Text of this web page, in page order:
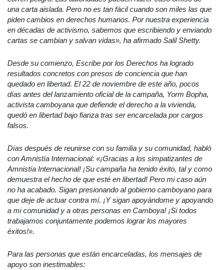
una carta aislada. Pero no es tan fácil cuando son miles las que
piden cambios en derechos humanos. Por nuestra experiencia
en décadas de activismo, sabemos que escribiendo y enviando
cartas se cambian y salvan vidas», ha afirmado Salil Shetty.
Desde su comienzo, Escribe por los Derechos ha logrado
resultados concretos con presos de conciencia que han
quedado en libertad. El 22 de noviembre de este año, pocos
días antes del lanzamiento oficial de la campaña, Yorm Bopha,
activista camboyana que defiende el derecho a la vivienda,
quedó en libertad bajo fianza tras ser encarcelada por cargos
falsos.
Días después de reunirse con su familia y su comunidad, habló
con Amnistía Internacional: «¡Gracias a los simpatizantes de
Amnistía Internacional! ¡Su campaña ha tenido éxito, tal y como
demuestra el hecho de que esté en libertad! Pero mi caso aún
no ha acabado. Sigan presionando al gobierno camboyano para
que deje de actuar contra mí. ¡Y sigan apoyándome y apoyando
a mi comunidad y a otras personas en Camboya! ¡Si todos
trabajamos conjuntamente podemos lograr los mayores
éxitos!».
Para las personas que están encarceladas, los mensajes de
apoyo son inestimables: